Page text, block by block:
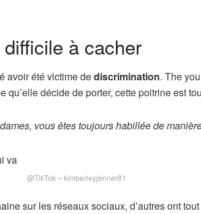
à cacher
avoir été victime dediscrimination. The
décide de porter, cette poitrine est
vous êtes toujours habillée de
@TikTok – kimberleyjenner81
sur les réseaux sociaux, d’autres ont